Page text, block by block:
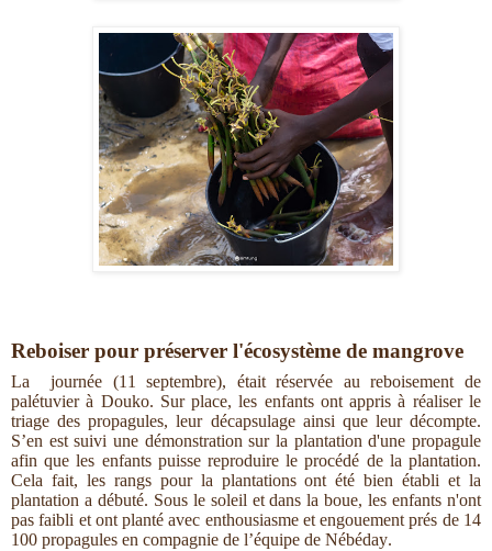
Reboiser pour préserver l'écosystème de mangrove
La journée (11 septembre), était réservée au reboisement de
palétuvier à Douko. Sur place, les enfants ont appris à réaliser le
triage des propagules, leur décapsulage ainsi que leur décompte.
S’en est suivi une démonstration sur la plantation d'une propagule
afin que les enfants puisse reproduire le procédé de la plantation.
Cela fait, les rangs pour la plantations ont été bien établi et la
plantation a débuté. Sous le soleil et dans la boue, les enfants n'ont
pas faibli et ont planté avec enthousiasme et engouement prés de 14
100 propagules en compagnie de l’équipe de Nébéday.